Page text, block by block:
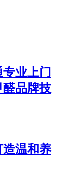
业上门
醛品牌技
造温和养